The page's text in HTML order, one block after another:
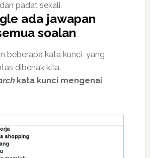
padat sekali.
ada jawapan
soalan
beberapa kata kunci yang
dibenak kita.
kata kunci mengenai